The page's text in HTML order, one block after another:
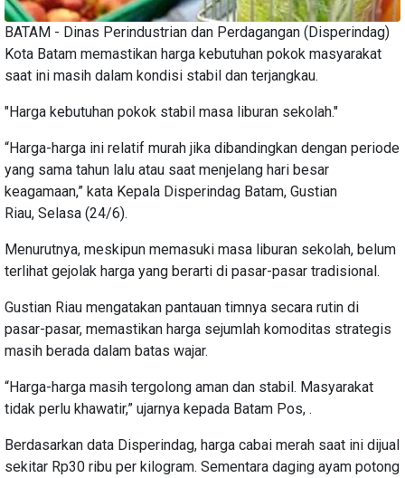
BATAM - Dinas Perindustrian dan Perdagangan (Disperindag)
Kota Batam memastikan harga kebutuhan pokok masyarakat
saat ini masih dalam kondisi stabil dan terjangkau.
"Harga kebutuhan pokok stabil masa liburan sekolah."
“Harga-harga ini relatif murah jika dibandingkan dengan periode
yang sama tahun lalu atau saat menjelang hari besar
keagamaan,” kata Kepala Disperindag Batam, Gustian
Riau, Selasa (24/6).
Menurutnya, meskipun memasuki masa liburan sekolah, belum
terlihat gejolak harga yang berarti di pasar-pasar tradisional.
Gustian Riau mengatakan pantauan timnya secara rutin di
pasar-pasar, memastikan harga sejumlah komoditas strategis
masih berada dalam batas wajar.
“Harga-harga masih tergolong aman dan stabil. Masyarakat
tidak perlu khawatir,” ujarnya kepada Batam Pos, .
Berdasarkan data Disperindag, harga cabai merah saat ini dijual
sekitar Rp30 ribu per kilogram. Sementara daging ayam potong